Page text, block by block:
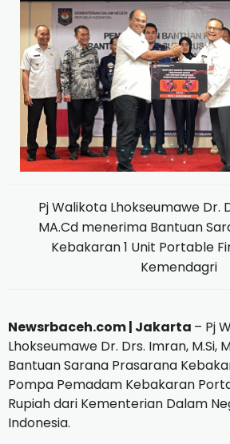
Pj Walikota Lhokseumawe Dr.
MA.Cd menerima Bantuan
Kebakaran 1 Unit Portable
Kemendagri
Newsrbaceh.com | Jakarta – Pj
Lhokseumawe Dr. Drs. Imran, M.Si,
Bantuan Sarana Prasarana
Pompa Pemadam Kebakaran
Rupiah dari Kementerian Dalam
Indonesia.